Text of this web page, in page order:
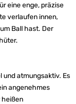
eine enge, präzise
verlaufen innen,
Ball hast. Der
und atmungsaktiv. Es
angenehmes
heißen